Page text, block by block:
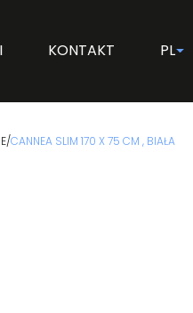
KONTAKT PL
/CANNEA SLIM 170 X 75 CM , BIAŁA